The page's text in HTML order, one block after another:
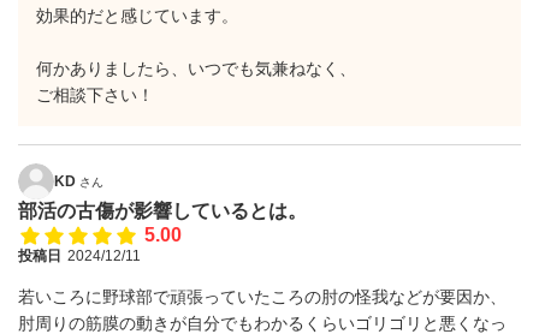
効果的だと感じています。
何かありましたら、いつでも気兼ねなく、
ご相談下さい！
KD さん
部活の古傷が影響しているとは。
5.00
投稿日 2024/12/11
若いころに野球部で頑張っていたころの肘の怪我などが要因か、
肘周りの筋膜の動きが自分でもわかるくらいゴリゴリと悪くなっ